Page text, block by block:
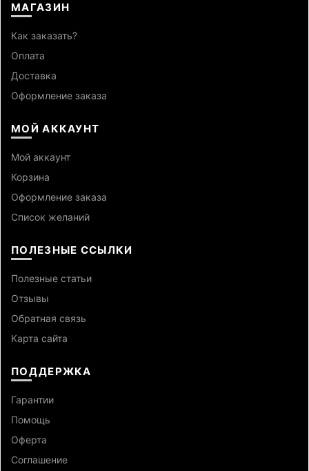
МАГАЗИН
Как заказать?
Оплата
Доставка
Оформление заказа
МОЙ АККАУНТ
Мой аккаунт
Корзина
Оформление заказа
Список желаний
ПОЛЕЗНЫЕ ССЫЛКИ
Полезные статьи
Отзывы
Обратная связь
Карта сайта
ПОДДЕРЖКА
Гарантии
Помощь
Оферта
Cоглашение